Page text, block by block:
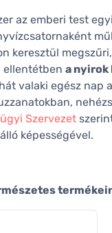
az emberi test
keresztül
ellentétben a nyirok
valaki egész nap
Szervezet
képességével.